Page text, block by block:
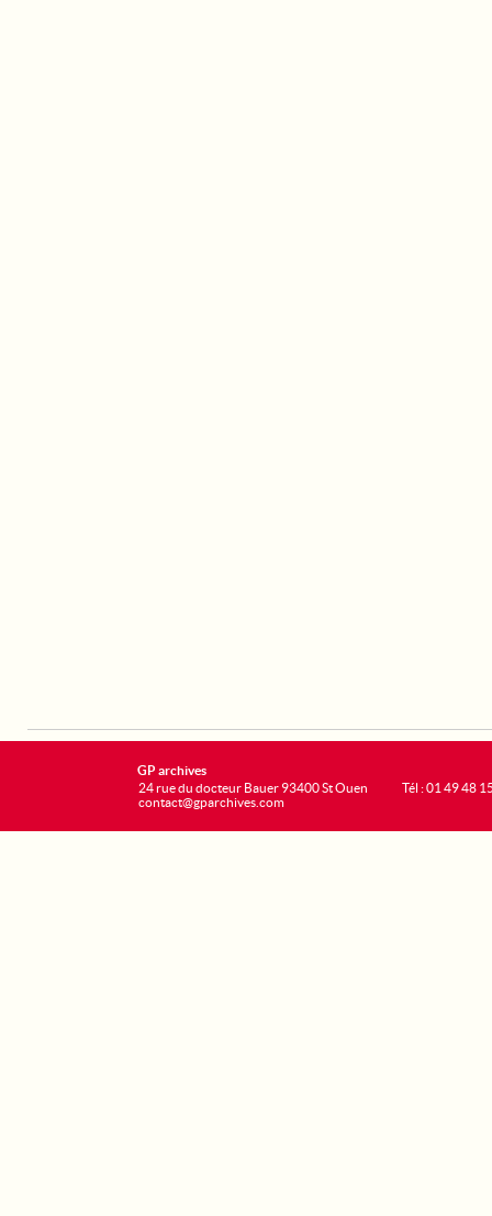
GP archives
24 rue du docteur Bauer 93400 St Ouen
contact@gparchives.com
Tél : 01 49 48